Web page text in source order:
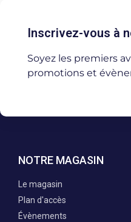
Inscrivez-vous à
Soyez les premiers
promotions et
NOTRE MAGASIN
Le magasin
Plan d'accès
Évènements